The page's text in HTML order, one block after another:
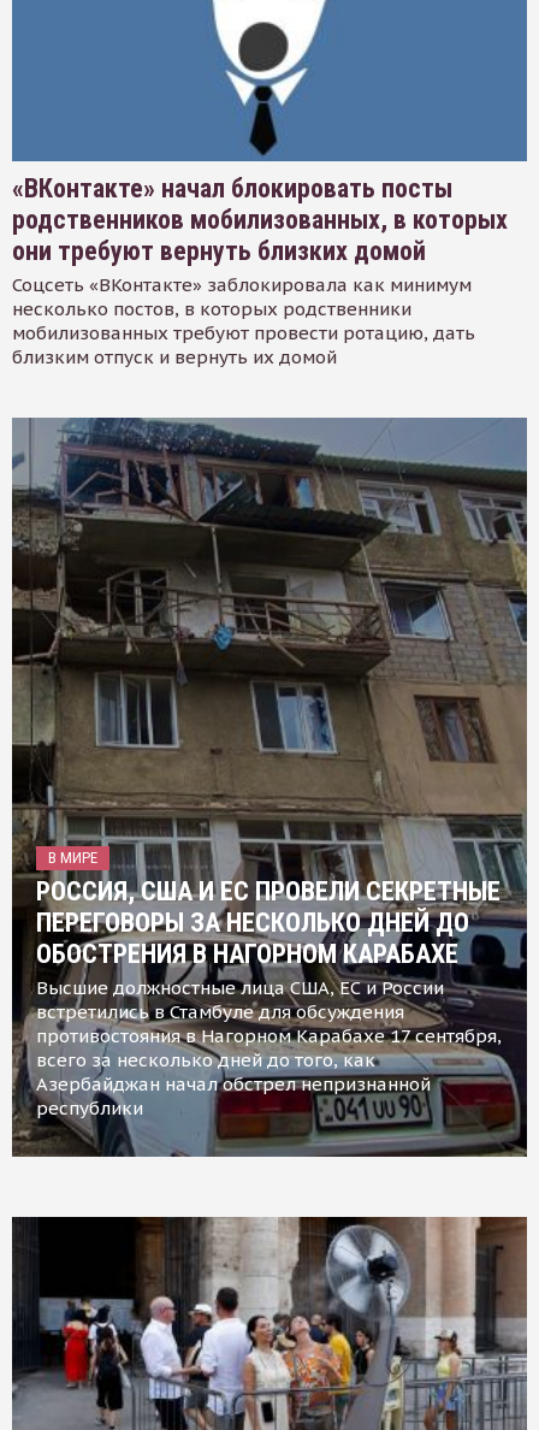
«ВКонтакте» начал блокировать посты
родственников мобилизованных, в которых
они требуют вернуть близких домой
Соцсеть «ВКонтакте» заблокировала как минимум
несколько постов, в которых родственники
мобилизованных требуют провести ротацию, дать
близким отпуск и вернуть их домой
В МИРЕ
РОССИЯ, США И ЕС ПРОВЕЛИ СЕКРЕТНЫЕ
ПЕРЕГОВОРЫ ЗА НЕСКОЛЬКО ДНЕЙ ДО
ОБОСТРЕНИЯ В НАГОРНОМ КАРАБАХЕ
Высшие должностные лица США, ЕС и России
встретились в Стамбуле для обсуждения
противостояния в Нагорном Карабахе 17 сентября,
всего за несколько дней до того, как
Азербайджан начал обстрел непризнанной
республики